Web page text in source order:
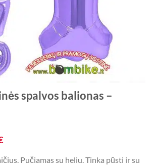
spalvos balionas –
Current
pricePučiamas su heliu. Tinka pūsti ir su